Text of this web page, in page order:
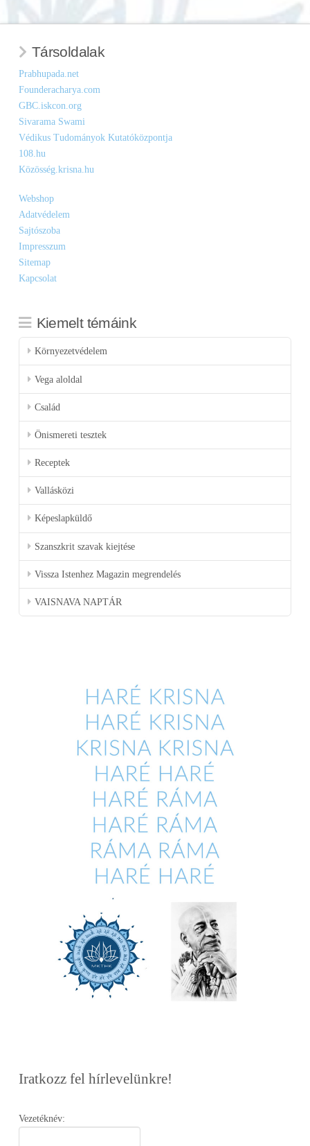
Társoldalak
Prabhupada.net
Founderacharya.com
GBC.iskcon.org
Sivarama Swami
Védikus Tudományok Kutatóközpontja
108.hu
Közösség.krisna.hu
Webshop
Adatvédelem
Sajtószoba
Impresszum
Sitemap
Kapcsolat
Kiemelt témáink
Környezetvédelem
Vega aloldal
Család
Önismereti tesztek
Receptek
Vallásközi
Képeslapküldő
Szanszkrit szavak kiejtése
Vissza Istenhez Magazin megrendelés
VAISNAVA NAPTÁR
Iratkozz fel hírlevelünkre!
Vezetéknév: